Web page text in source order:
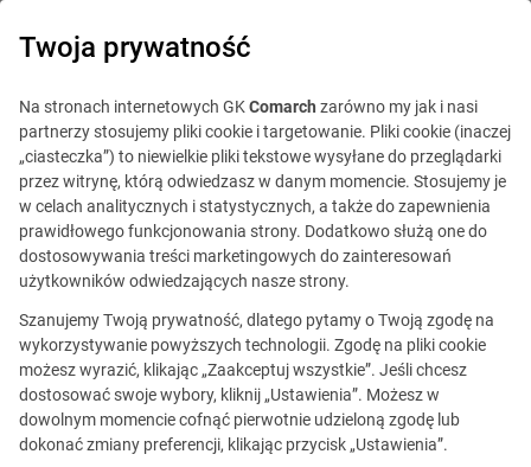
Ta oferta jest już
Twoja prywatność
Na stronach internetowych GKComarch zarówno my jak i nasi
partnerzy stosujemy pliki cookie i targetowanie. Pliki cookie (inaczej
„ciasteczka”) to niewielkie pliki tekstowe wysyłane do przeglądarki
przez witrynę, którą odwiedzasz w danym momencie. Stosujemy je
w celach analitycznych i statystycznych, a także do zapewnienia
prawidłowego funkcjonowania strony. Dodatkowo służą one do
dostosowywania treści marketingowych do zainteresowań
użytkowników odwiedzających nasze strony.
Szanujemy Twoją prywatność, dlatego pytamy o Twoją zgodę na
wykorzystywanie powyższych technologii. Zgodę na pliki cookie
możesz wyrazić, klikając „Zaakceptuj wszystkie”. Jeśli chcesz
dostosować swoje wybory, kliknij „Ustawienia”. Możesz w
dowolnym momencie cofnąć pierwotnie udzieloną zgodę lub
dokonać zmiany preferencji, klikając przycisk „Ustawienia”.